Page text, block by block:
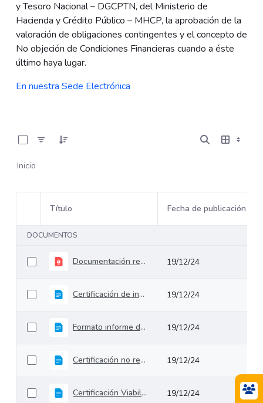
y Tesoro Nacional – DGCPTN, del Ministerio de
Hacienda y Crédito Público – MHCP, la aprobación de la
valoración de obligaciones contingentes y el concepto de
No objeción de Condiciones Financieras cuando a éste
último haya lugar.
En nuestra Sede Electrónica
Inicio
Selección del elemento
Título Fecha de publicación
DOCUMENTOS
Documentación requerida para Proyectos de Estructuración 19/12/24
Certificación de insumos entregados para la aprobación de la valoración de obligaciones contingentes 19/12/24
Formato informe de Riesgos 19/12/24
Certificación no requerimiento de VF 19/12/24
Certificación Viabilidad Financiera de Iniciativas Privadas 19/12/24